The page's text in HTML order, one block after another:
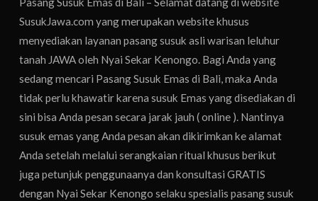
SusukJawa.com yang merupakan website khusus
menyediakan layanan pasang susuk asli warisan leluhur
tanah JAWA oleh Nyai Sekar Kenongo. Bagi Anda yang
sedang mencari Pasang Susuk Emas di Bali, maka Anda
tidak perlu khawatir karena susuk Emas yang disediakan di
sini bisa Anda pesan secara jarak jauh ( online ). Nantinya
susuk emas yang Anda pesan akan dikirimkan ke alamat
Anda setelah melalui serangkaian ritual khusus berikut
juga petunjuk penggunaanya dan konsultasi GRATIS
dengan Nyai Sekar Kenongo selaku spesialis pasang susuk